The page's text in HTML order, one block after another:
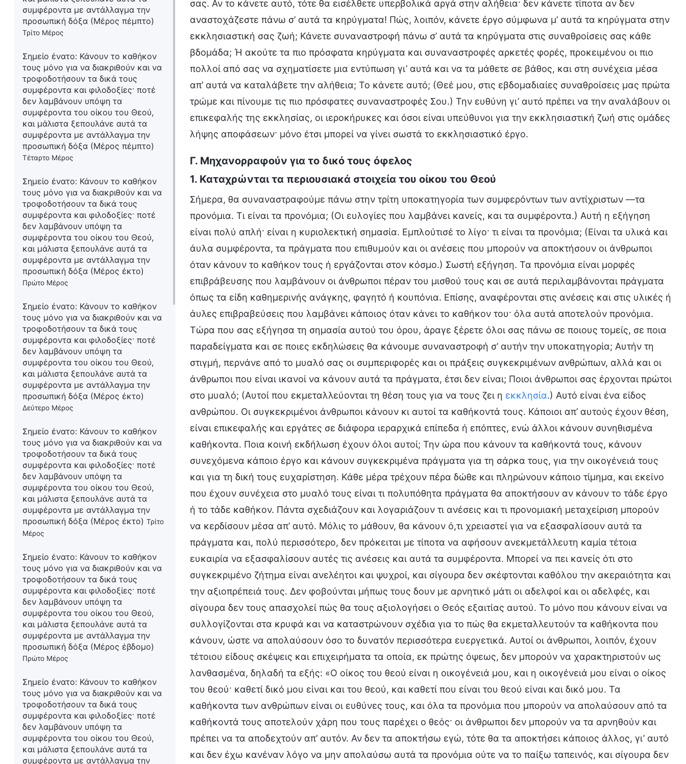
συμφέροντα με αντάλλαγμα την
προσωπική δόξα (Μέρος πέμπτο)
Τρίτο Μέρος
Σημείο ένατο: Κάνουν το καθήκον
τους μόνο για να διακριθούν και να
τροφοδοτήσουν τα δικά τους
συμφέροντα και φιλοδοξίες· ποτέ
δεν λαμβάνουν υπόψη τα
συμφέροντα του οίκου του Θεού,
και μάλιστα ξεπουλάνε αυτά τα
συμφέροντα με αντάλλαγμα την
προσωπική δόξα (Μέρος πέμπτο)
Τέταρτο Μέρος
Σημείο ένατο: Κάνουν το καθήκον
τους μόνο για να διακριθούν και να
τροφοδοτήσουν τα δικά τους
συμφέροντα και φιλοδοξίες· ποτέ
δεν λαμβάνουν υπόψη τα
συμφέροντα του οίκου του Θεού,
και μάλιστα ξεπουλάνε αυτά τα
συμφέροντα με αντάλλαγμα την
προσωπική δόξα (Μέρος έκτο)
Πρώτο Μέρος
Σημείο ένατο: Κάνουν το καθήκον
τους μόνο για να διακριθούν και να
τροφοδοτήσουν τα δικά τους
συμφέροντα και φιλοδοξίες· ποτέ
δεν λαμβάνουν υπόψη τα
συμφέροντα του οίκου του Θεού,
και μάλιστα ξεπουλάνε αυτά τα
συμφέροντα με αντάλλαγμα την
προσωπική δόξα (Μέρος έκτο)
Δεύτερο Μέρος
Σημείο ένατο: Κάνουν το καθήκον
τους μόνο για να διακριθούν και να
τροφοδοτήσουν τα δικά τους
συμφέροντα και φιλοδοξίες· ποτέ
δεν λαμβάνουν υπόψη τα
συμφέροντα του οίκου του Θεού,
και μάλιστα ξεπουλάνε αυτά τα
συμφέροντα με αντάλλαγμα την
προσωπική δόξα (Μέρος έκτο) Τρίτο
Μέρος
Σημείο ένατο: Κάνουν το καθήκον
τους μόνο για να διακριθούν και να
τροφοδοτήσουν τα δικά τους
συμφέροντα και φιλοδοξίες· ποτέ
δεν λαμβάνουν υπόψη τα
συμφέροντα του οίκου του Θεού,
και μάλιστα ξεπουλάνε αυτά τα
συμφέροντα με αντάλλαγμα την
προσωπική δόξα (Μέρος έβδομο)
Πρώτο Μέρος
Σημείο ένατο: Κάνουν το καθήκον
τους μόνο για να διακριθούν και να
τροφοδοτήσουν τα δικά τους
συμφέροντα και φιλοδοξίες· ποτέ
δεν λαμβάνουν υπόψη τα
συμφέροντα του οίκου του Θεού,
και μάλιστα ξεπουλάνε αυτά τα
συμφέροντα με αντάλλαγμα την
σας. Αν το κάνετε αυτό, τότε θα εισέλθετε υπερβολικά αργά στην αλήθεια· δεν κάνετε τίποτα αν δεν
αναστοχάζεστε πάνω σ’ αυτά τα κηρύγματα! Πώς, λοιπόν, κάνετε έργο σύμφωνα μ’ αυτά τα κηρύγματα στην
εκκλησιαστική σας ζωή; Κάνετε συναναστροφή πάνω σ’ αυτά τα κηρύγματα στις συναθροίσεις σας κάθε
βδομάδα; Ή ακούτε τα πιο πρόσφατα κηρύγματα και συναναστροφές αρκετές φορές, προκειμένου οι πιο
πολλοί από σας να σχηματίσετε μια εντύπωση γι’ αυτά και να τα μάθετε σε βάθος, και στη συνέχεια μέσα
απ’ αυτά να καταλάβετε την αλήθεια; Το κάνετε αυτό; (Θεέ μου, στις εβδομαδιαίες συναθροίσεις μας πρώτα
τρώμε και πίνουμε τις πιο πρόσφατες συναναστροφές Σου.) Την ευθύνη γι’ αυτό πρέπει να την αναλάβουν οι
επικεφαλής της εκκλησίας, οι ιεροκήρυκες και όσοι είναι υπεύθυνοι για την εκκλησιαστική ζωή στις ομάδες
λήψης αποφάσεων· μόνο έτσι μπορεί να γίνει σωστά το εκκλησιαστικό έργο.
Γ. Μηχανορραφούν για το δικό τους όφελος
1. Καταχρώνται τα περιουσιακά στοιχεία του οίκου του Θεού
Σήμερα, θα συναναστραφούμε πάνω στην τρίτη υποκατηγορία των συμφερόντων των αντίχριστων —τα
προνόμια. Τι είναι τα προνόμια; (Οι ευλογίες που λαμβάνει κανείς, και τα συμφέροντα.) Αυτή η εξήγηση
είναι πολύ απλή· είναι η κυριολεκτική σημασία. Εμπλούτισέ το λίγο· τι είναι τα προνόμια; (Είναι τα υλικά και
άυλα συμφέροντα, τα πράγματα που επιθυμούν και οι ανέσεις που μπορούν να αποκτήσουν οι άνθρωποι
όταν κάνουν το καθήκον τους ή εργάζονται στον κόσμο.) Σωστή εξήγηση. Τα προνόμια είναι μορφές
επιβράβευσης που λαμβάνουν οι άνθρωποι πέραν του μισθού τους και σε αυτά περιλαμβάνονται πράγματα
όπως τα είδη καθημερινής ανάγκης, φαγητό ή κουπόνια. Επίσης, αναφέρονται στις ανέσεις και στις υλικές ή
άυλες επιβραβεύσεις που λαμβάνει κάποιος όταν κάνει το καθήκον του· όλα αυτά αποτελούν προνόμια.
Τώρα που σας εξήγησα τη σημασία αυτού του όρου, άραγε ξέρετε όλοι σας πάνω σε ποιους τομείς, σε ποια
παραδείγματα και σε ποιες εκδηλώσεις θα κάνουμε συναναστροφή σ’ αυτήν την υποκατηγορία; Αυτήν τη
στιγμή, περνάνε από το μυαλό σας οι συμπεριφορές και οι πράξεις συγκεκριμένων ανθρώπων, αλλά και οι
άνθρωποι που είναι ικανοί να κάνουν αυτά τα πράγματα, έτσι δεν είναι; Ποιοι άνθρωποι σας έρχονται πρώτοι
στο μυαλό; (Αυτοί που εκμεταλλεύονται τη θέση τους για να τους ζει η εκκλησία.) Αυτό είναι ένα είδος
ανθρώπου. Οι συγκεκριμένοι άνθρωποι κάνουν κι αυτοί τα καθήκοντά τους. Κάποιοι απ’ αυτούς έχουν θέση,
είναι επικεφαλής και εργάτες σε διάφορα ιεραρχικά επίπεδα ή επόπτες, ενώ άλλοι κάνουν συνηθισμένα
καθήκοντα. Ποια κοινή εκδήλωση έχουν όλοι αυτοί; Την ώρα που κάνουν τα καθήκοντά τους, κάνουν
συνεχόμενα κάποιο έργο και κάνουν συγκεκριμένα πράγματα για τη σάρκα τους, για την οικογένειά τους
και για τη δική τους ευχαρίστηση. Κάθε μέρα τρέχουν πέρα δώθε και πληρώνουν κάποιο τίμημα, και εκείνο
που έχουν συνέχεια στο μυαλό τους είναι τι πολυπόθητα πράγματα θα αποκτήσουν αν κάνουν το τάδε έργο
ή το τάδε καθήκον. Πάντα σχεδιάζουν και λογαριάζουν τι ανέσεις και τι προνομιακή μεταχείριση μπορούν
να κερδίσουν μέσα απ’ αυτό. Μόλις το μάθουν, θα κάνουν ό,τι χρειαστεί για να εξασφαλίσουν αυτά τα
πράγματα και, πολύ περισσότερο, δεν πρόκειται με τίποτα να αφήσουν ανεκμετάλλευτη καμία τέτοια
ευκαιρία να εξασφαλίσουν αυτές τις ανέσεις και αυτά τα συμφέροντα. Μπορεί να πει κανείς ότι στο
συγκεκριμένο ζήτημα είναι ανελέητοι και ψυχροί, και σίγουρα δεν σκέφτονται καθόλου την ακεραιότητα και
την αξιοπρέπειά τους. Δεν φοβούνται μήπως τους δουν με αρνητικό μάτι οι αδελφοί και οι αδελφές, και
σίγουρα δεν τους απασχολεί πώς θα τους αξιολογήσει ο Θεός εξαιτίας αυτού. Το μόνο που κάνουν είναι να
συλλογίζονται στα κρυφά και να καταστρώνουν σχέδια για το πώς θα εκμεταλλευτούν τα καθήκοντα που
κάνουν, ώστε να απολαύσουν όσο το δυνατόν περισσότερα ευεργετικά. Αυτοί οι άνθρωποι, λοιπόν, έχουν
τέτοιου είδους σκέψεις και επιχειρήματα τα οποία, εκ πρώτης όψεως, δεν μπορούν να χαρακτηριστούν ως
λανθασμένα, δηλαδή τα εξής: «Ο οίκος του θεού είναι η οικογένειά μου, και η οικογένειά μου είναι ο οίκος
του θεού· καθετί δικό μου είναι και του θεού, και καθετί που είναι του θεού είναι και δικό μου. Τα
καθήκοντα των ανθρώπων είναι οι ευθύνες τους, και όλα τα προνόμια που μπορούν να απολαύσουν από τα
καθήκοντά τους αποτελούν χάρη που τους παρέχει ο θεός· οι άνθρωποι δεν μπορούν να τα αρνηθούν και
πρέπει να τα αποδεχτούν απ’ αυτόν. Αν δεν τα αποκτήσω εγώ, τότε θα τα αποκτήσει κάποιος άλλος, γι’ αυτό
και δεν έχω κανέναν λόγο να μην απολαύσω αυτά τα προνόμια ούτε να το παίξω ταπεινός, και σίγουρα δεν